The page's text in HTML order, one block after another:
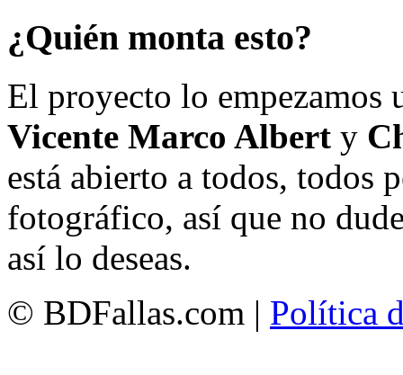
¿Quién monta esto?
El proyecto lo empezamos
Vicente Marco Albert y
está abierto a todos, todos
fotográfico, así que no
así lo deseas.
© BDFallas.com | Política